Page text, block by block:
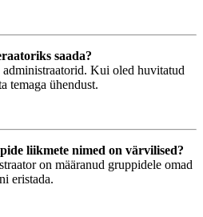
saada?
Kui oled huvitatud
temaga ühendust.
liikmete nimed on värvilised?
on määranud gruppidele omad
eristada.